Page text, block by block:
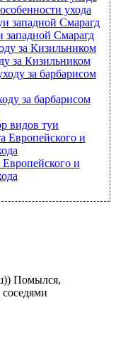
ухода
Смарагд
за Кизильником
за барбарисом
видов туи
Европейского и
Помылся,